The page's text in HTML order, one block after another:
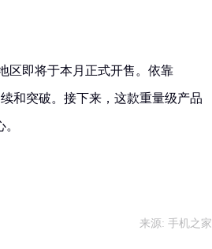
区即将于本月正式开售。依靠
和突破。接下来，这款重量级产品
来源: 手机之家